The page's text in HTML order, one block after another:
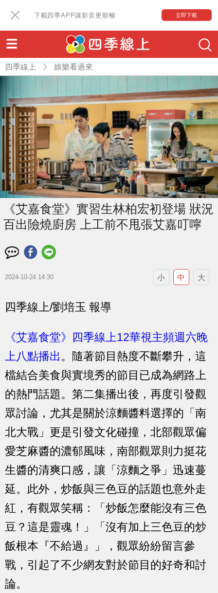
下載四季APP讓影音更順暢 立即下載
四季線上 娛樂看過來
《艾嘉食堂》實習生林柏宏初登場 狀況
百出險燒廚房 上工前不甩張艾嘉叮嚀
2024-10-24 14:30 小 中 大
四季線上/劉培玉 報導
《艾嘉食堂》四季線上12華視主頻週六晚
上八點播出。隨著節目熱度不斷攀升，這
檔結合美食與實境秀的節目已成為網路上
的熱門話題。第二集播出後，再度引發觀
眾討論，尤其是關於涼麵醬料選擇的「南
北大戰」更是引發文化碰撞，北部觀眾偏
愛芝麻醬的濃郁風味，南部觀眾則力挺花
生醬的清爽口感，讓「涼麵之爭」迅速蔓
延。此外，炒飯與三色豆的話題也意外走
紅，有觀眾笑稱：「炒飯怎麼能沒有三色
豆？這是靈魂！」「沒有加上三色豆的炒
飯根本『不給過』」，觀眾紛紛留言參
戰，引起了不少網友對於節目的好奇和討
論。